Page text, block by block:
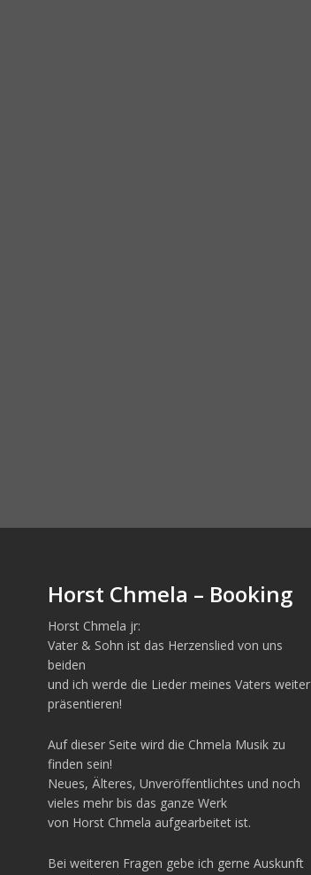
Horst Chmela – Booking
Horst Chmela jr:
Vater & Sohn ist das Herzenslied von uns
beiden
und ich werde die Lieder meines Vaters weiter
präsentieren!
Auf dieser Seite wird die Chmela Musik zu
finden sein!
Neues, Älteres, Unveröffentlichtes und noch
vieles mehr bis das ganze Werk
von Horst Chmela aufgearbeitet ist.
Bei weiteren Fragen gebe ich gerne Auskunft